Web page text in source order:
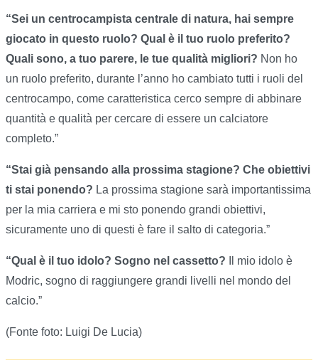
“Sei un centrocampista centrale di natura, hai sempre
giocato in questo ruolo? Qual è il tuo ruolo preferito?
Quali sono, a tuo parere, le tue qualità migliori? Non ho
un ruolo preferito, durante l’anno ho cambiato tutti i ruoli del
centrocampo, come caratteristica cerco sempre di abbinare
quantità e qualità per cercare di essere un calciatore
completo.”
“Stai già pensando alla prossima stagione? Che obiettivi
ti stai ponendo? La prossima stagione sarà importantissima
per la mia carriera e mi sto ponendo grandi obiettivi,
sicuramente uno di questi è fare il salto di categoria.”
“Qual è il tuo idolo? Sogno nel cassetto?
Il mio idolo è
Modric, sogno di raggiungere grandi livelli nel mondo del
calcio.”
(Fonte foto: Luigi De Lucia)